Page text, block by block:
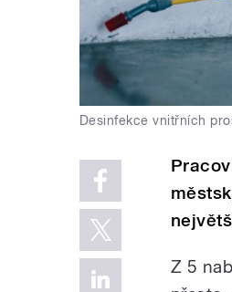
Desinfekce vnitřních
Z 5